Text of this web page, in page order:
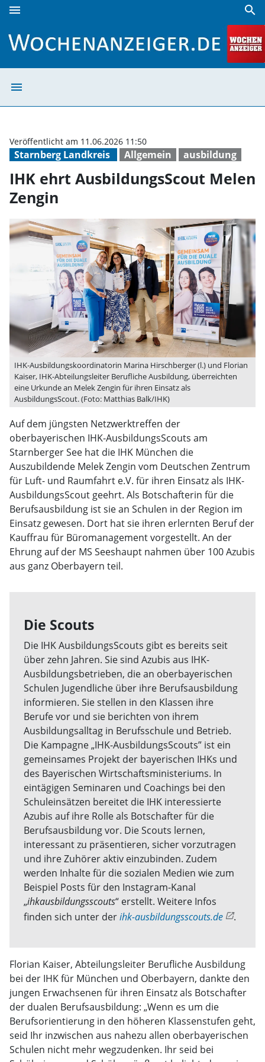
menu search
menu
Starnberg Landkreis Allgemein ausbildung
Veröffentlicht am 11.06.2026 11:50
IHK ehrt AusbildungsScout Melen
Zengin
IHK-Ausbildungskoordinatorin Marina Hirschberger (l.) und Florian
Kaiser, IHK-Abteilungsleiter Berufliche Ausbildung, überreichten
eine Urkunde an Melek Zengin für ihren Einsatz als
AusbildungsScout. (Foto: Matthias Balk/IHK)
Auf dem jüngsten Netzwerktreffen der
oberbayerischen IHK-AusbildungsScouts am
Starnberger See hat die IHK München die
Auszubildende Melek Zengin vom Deutschen Zentrum
für Luft- und Raumfahrt e.V. für ihren Einsatz als IHK-
AusbildungsScout geehrt. Als Botschafterin für die
Berufsausbildung ist sie an Schulen in der Region im
Einsatz gewesen. Dort hat sie ihren erlernten Beruf der
Kauffrau für Büromanagement vorgestellt. An der
Ehrung auf der MS Seeshaupt nahmen über 100 Azubis
aus ganz Oberbayern teil.
Die Scouts
Die IHK AusbildungsScouts gibt es bereits seit
über zehn Jahren. Sie sind Azubis aus IHK-
Ausbildungsbetrieben, die an oberbayerischen
Schulen Jugendliche über ihre Berufsausbildung
informieren. Sie stellen in den Klassen ihre
Berufe vor und sie berichten von ihrem
Ausbildungsalltag in Berufsschule und Betrieb.
Die Kampagne „IHK-AusbildungsScouts” ist ein
gemeinsames Projekt der bayerischen IHKs und
des Bayerischen Wirtschaftsministeriums. In
eintägigen Seminaren und Coachings bei den
Schuleinsätzen bereitet die IHK interessierte
Azubis auf ihre Rolle als Botschafter für die
Berufsausbildung vor. Die Scouts lernen,
interessant zu präsentieren, sicher vorzutragen
und ihre Zuhörer aktiv einzubinden. Zudem
werden Inhalte für die sozialen Medien wie zum
Beispiel Posts für den Instagram-Kanal
„ihkausbildungsscouts“ erstellt. Weitere Infos
finden sich unter derihk-ausbildungsscouts.de .
Florian Kaiser, Abteilungsleiter Berufliche Ausbildung
bei der IHK für München und Oberbayern, dankte den
jungen Erwachsenen für ihren Einsatz als Botschafter
der dualen Berufsausbildung: „Wenn es um die
Berufsorientierung in den höheren Klassenstufen geht,
seid Ihr inzwischen aus nahezu allen oberbayerischen
Schulen nicht mehr wegzudenken. Ihr seid bei